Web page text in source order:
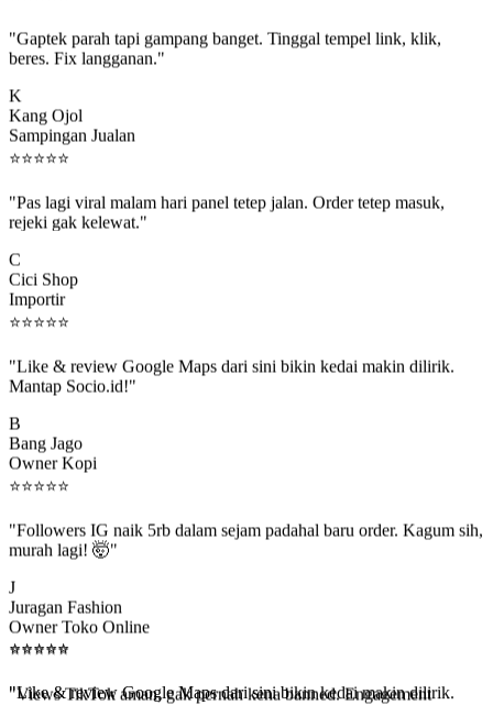
beres. Fix langganan."
Kang Ojol
Sampingan Jualan
⭐⭐⭐⭐⭐
rejeki gak kelewat."
Cici Shop
Importir
⭐⭐⭐⭐⭐
Mantap Socio.id!"
Bang Jago
Owner Kopi
⭐⭐⭐⭐ ⭐
murah lagi! 🤯"
Juragan Fashion
Owner Toko Online
⭐⭐⭐⭐ ⭐
beneran naik, algoritma suka."